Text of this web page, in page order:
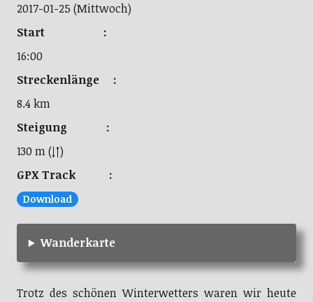
2017-01-25 (Mittwoch)
Start :
16:00
Streckenlänge :
8.4 km
Steigung :
130 m (↓↑)
GPX Track :
Download
Wanderkarte
Trotz des schönen Winterwetters waren wir heute